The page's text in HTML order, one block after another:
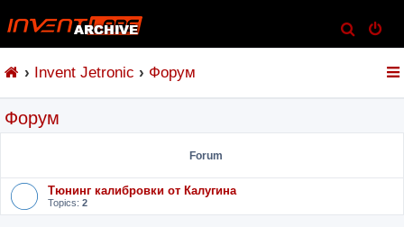
e
Invent Jetronic Форум
Форум
Forum
Тюнинг калибровки от Калугина
Topics: 2